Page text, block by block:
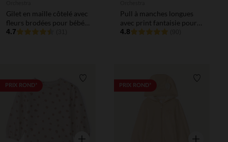
Gilet en maille côtelé avec
fleurs brodées pour bébé
fille
4.7
Pull à manches longues
avec print fantaisie pour
bébé fille
4.8
PRIX ROND* Liste de souhaits
Aperçu rapide
PRIX ROND*
Aperçu